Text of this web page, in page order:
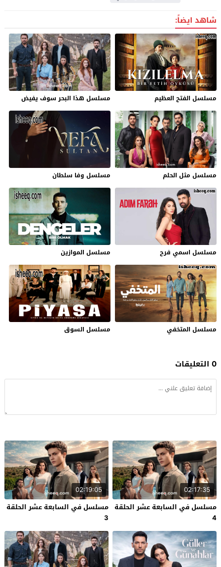
شاهد ايضاً:
مسلسل الفتح العظيم مسلسل هذا البحر سوف يفيض
مسلسل مثل الحلم مسلسل وفا سلطان
مسلسل اسمي فرح مسلسل الموازين
مسلسل المتخفي مسلسل السوق
0 التعليقات
02:17:35
مسلسل في السابعة عشر الحلقة
4
02:19:05
مسلسل في السابعة عشر الحلقة
3